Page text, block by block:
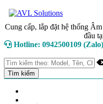
Cung cấp, lắp đặt hệ thống
đầu
Hotline: 0942500109 (Zalo)